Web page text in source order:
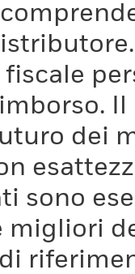
dei
sono
migliori